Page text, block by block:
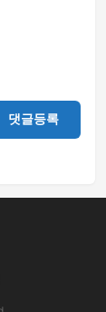
댓글등록